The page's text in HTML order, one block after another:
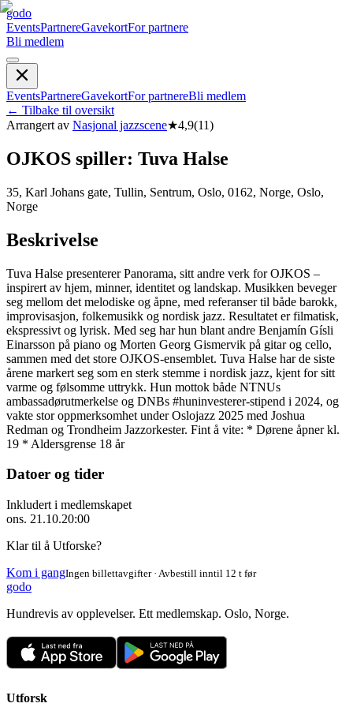
godo
EventsPartnereGavekortFor partnere
Bli medlem
EventsPartnereGavekortFor partnereBli medlem
← Tilbake til oversikt
Arrangert av Nasjonal jazzscene★4,9(11)
OJKOS spiller: Tuva Halse
35, Karl Johans gate, Tullin, Sentrum, Oslo, 0162, Norge, Oslo,
Norge
Beskrivelse
Tuva Halse presenterer Panorama, sitt andre verk for OJKOS –
inspirert av hjem, minner, identitet og landskap. Musikken beveger
seg mellom det melodiske og åpne, med referanser til både barokk,
improvisasjon, folkemusikk og nordisk jazz. Resultatet er filmatisk,
ekspressivt og lyrisk. Med seg har hun blant andre Benjamín Gísli
Einarsson på piano og Morten Georg Gismervik på gitar og cello,
sammen med det store OJKOS-ensemblet. Tuva Halse har de siste
årene markert seg som en sterk stemme i nordisk jazz, kjent for sitt
varme og følsomme uttrykk. Hun mottok både NTNUs
ambassadørutmerkelse og DNBs #huninvesterer-stipend i 2024, og
vakte stor oppmerksomhet under Oslojazz 2025 med Joshua
Redman og Trondheim Jazzorkester. Fint å vite: * Dørene åpner kl.
19 * Aldersgrense 18 år
Datoer og tider
Inkludert i medlemskapet
ons. 21.10.20:00
Klar til å Utforske?
Kom i gangIngen billettavgifter · Avbestill inntil 12 t før
godo
Hundrevis av opplevelser. Ett medlemskap. Oslo, Norge.
Utforsk